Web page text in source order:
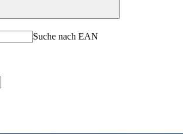
Suche nach EAN